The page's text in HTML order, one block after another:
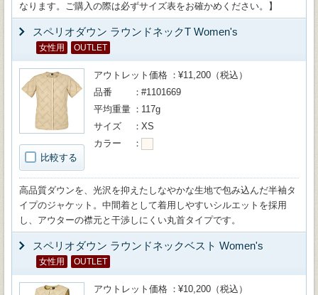
なります。ご購入の際は必ずサイズ表をお確かめください。】
スペリオダウン ラウンドネックT Women's
女性用 OUTLET
比較する
アウトレット価格
¥11,200（税込）
品番
#1101669
平均重量
117g
サイズ
XS
カラー
高品質ダウンを、光沢を抑えたしなやかな生地で包み込んだ半袖タ
イプのジャケット。中間着として着用しやすいシルエットを採用
し、アウターの襟元と干渉しにくい丸首タイプです。
スペリオダウン ラウンドネックベスト Women's
女性用 OUTLET
アウトレット価格
¥10,200（税込）